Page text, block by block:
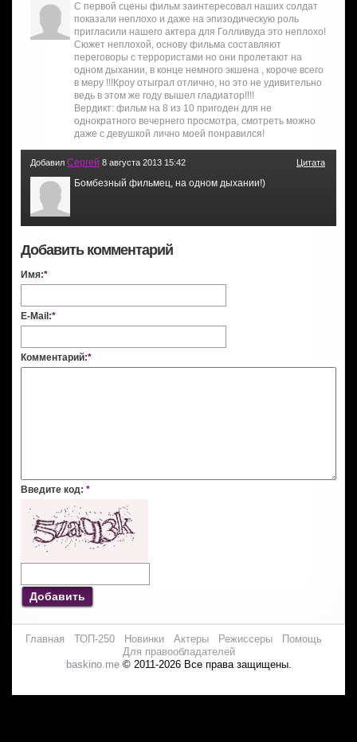
С первой сцены фильм заинтересовал наших солдат
показали неплохо и даже на эпизодическую роль
пригласили нашего актера для Голливуда это неплохо!
Сюжет неплохой, основу фильма составляют
переговоры с террористами но они пролетают на
одном дыхании, в конце немного экшена , короче всего
в меру !!!Кроу отыграл отлично, но это не удивительно
ведь в этом же году вышел гладиатор!!!!
Вердикт: фильм на 8 из 10 пригоден для не
однократного вечернего просмотра, смотреть можно
даже с девушкой лично моей понравился!
Добавил Сергей 8 августа 2013 15:42 Цитата
Бомбезный фильмец, на одном дыхании!)
Добавить комментарий
Имя:*
E-Mail:*
Комментарий:*
Введите код: *
Добавить
Главная ТОП-250 Новинки Актеры Режиссеры
Помощь
Для правообладателей
baskino.me© 2011-2026 Все права защищены.